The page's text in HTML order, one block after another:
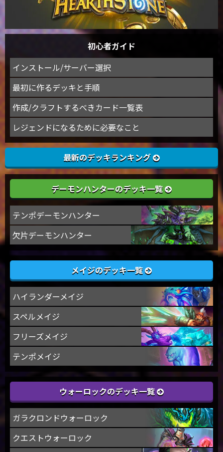
初心者ガイド
インストール/サーバー選択
最初に作るデッキと手順
作成/クラフトするべきカード一覧表
レジェンドになるために必要なこと
最新のデッキランキング
デーモンハンターのデッキ一覧
テンポデーモンハンター
欠片デーモンハンター
メイジのデッキ一覧
ハイランダーメイジ
スペルメイジ
フリーズメイジ
テンポメイジ
ウォーロックのデッキ一覧
ガラクロンドウォーロック
クエストウォーロック